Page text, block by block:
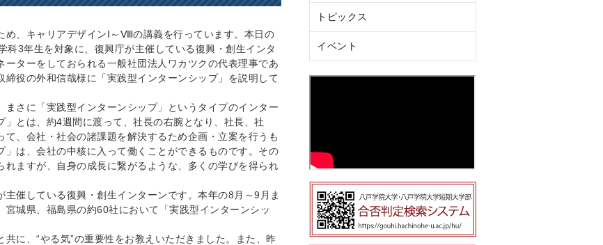
め、キャリアデザインⅠ～Ⅷの講義を行っています。本日の
3年生を対象に、復興庁が主催している復興・創生インタ
ターをしておられる一般社団法人ワカツクの代表理事であ
役の外和信哉様に「実践型インターンシップ」を説明して
さに「実践型インターンシップ」というタイプのインター
とは、約4週間に渡って、社長の右腕となり、社長、社
、会社・社会の諸課題を解決するため企画・立案を行うも
は、会社の中核に入って働くことができるものです。その
ますが、自身の成長に繋がるような、多くの学びを得られ
催している復興・創生インターンです。本年の8月～9月ま
城県、福島県の約60社において「実践型インターンシッ
に、“やる気”の重要性をお教えいただきました。また、昨
トピックス
イベント